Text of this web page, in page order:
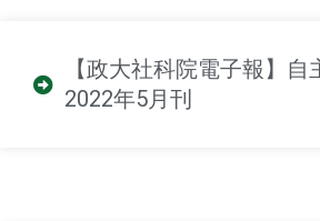
【政大社科院電子報】
2022年5月刊